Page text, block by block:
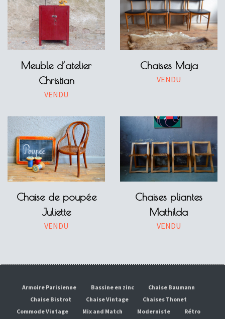
Meuble d’atelier
Christian
VENDU
Chaises Maja
VENDU
Chaise de poupée
Juliette
VENDU
Chaises pliantes
Mathilda
VENDU
Armoire Parisienne Bassine en zinc
Chaise Baumann
Chaise Bistrot
Chaise Vintage
Chaises Thonet
Commode Vintage
Mix and Match Moderniste
Rétro